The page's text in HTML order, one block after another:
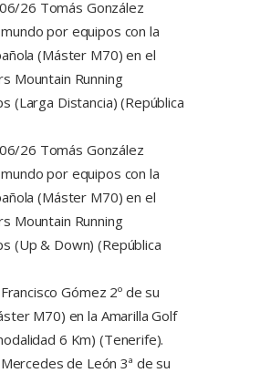
26 Tomás González
por equipos con la
(Máster M70) en el
Mountain Running
(Larga Distancia) (República
26 Tomás González
por equipos con la
(Máster M70) en el
Mountain Running
(Up & Down) (República
Gómez 2º de su
M70) en la Amarilla Golf
6 Km) (Tenerife).
de León 3ª de su